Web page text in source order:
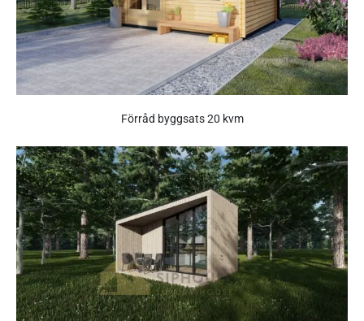
Förråd byggsats 20 kvm